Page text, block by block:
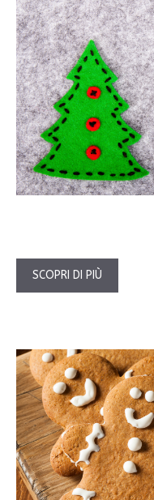
SCOPRI DI PIÙ